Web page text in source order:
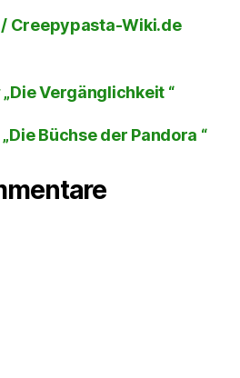
Creepypasta-Wiki.de
Vergänglichkeit “
Büchse der Pandora “